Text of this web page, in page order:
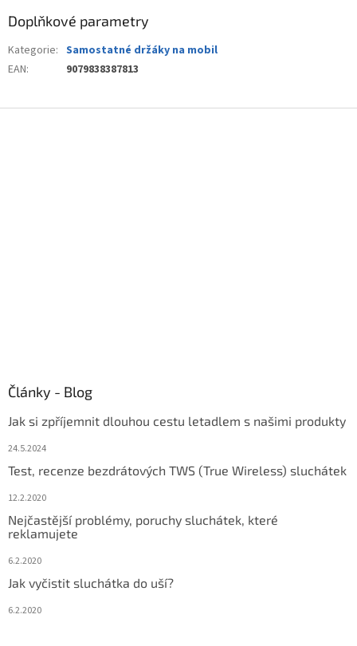
Doplňkové parametry
Kategorie: Samostatné držáky na mobil
EAN: 9079838387813
Články - Blog
Jak si zpříjemnit dlouhou cestu letadlem s našimi produkty
24.5.2024
Test, recenze bezdrátových TWS (True Wireless) sluchátek
12.2.2020
Nejčastější problémy, poruchy sluchátek, které
reklamujete
6.2.2020
Jak vyčistit sluchátka do uší?
6.2.2020